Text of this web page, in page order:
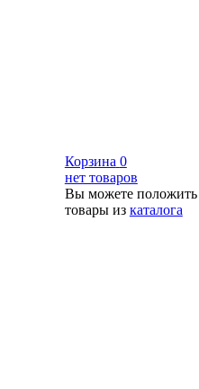
Корзина 0
нет товаров
Вы можете положить
товары из каталога